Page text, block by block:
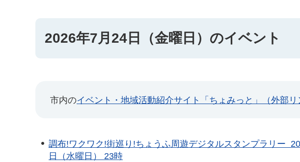
2026年7月24日（金曜日）のイベント
市内のイベント・地域活動紹介サイト「ちょみっと」（外部リ
調布!ワクワク!街巡り!ちょうふ周遊デジタルスタンプラリー
日（水曜日） 23時